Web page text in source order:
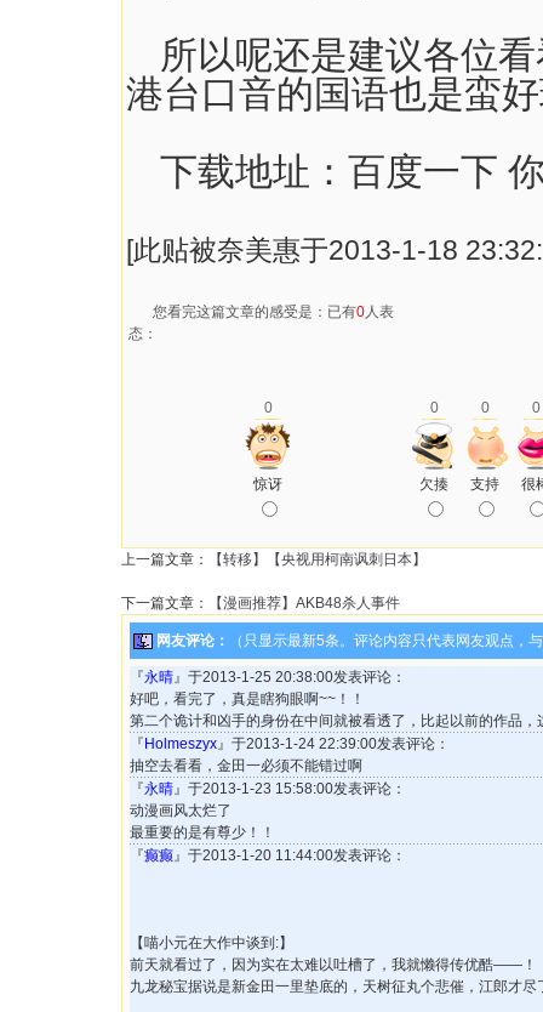
所以呢还是建议各位
港台口音的国语也是蛮
下载地址：百度一下
[此贴被奈美惠于2013-1-18
您看完这篇文章的感受是：已有0人表
态：
0 0 0 0
惊讶 欠揍 支持 很
上一篇文章： 【转移】【央视用柯南讽刺日本】
下一篇文章： 【漫画推荐】AKB48杀人事件
网友评论： （只显示最新5条。评论内容只代表网友观点，
『永晴』于2013-1-25 20:38:00发表评论：
好吧，看完了，真是瞎狗眼啊~~！！
第二个诡计和凶手的身份在中间就被看透了，比起以前的作品，
『 Holmeszyx』于2013-1-24 22:39:00发表评论：
抽空去看看，金田一必须不能错过啊
『永晴』于2013-1-23 15:58:00发表评论：
动漫画风太烂了
最重要的是有尊少！！
『癫癫』于2013-1-20 11:44:00发表评论：
【喵小元在大作中谈到:】
前天就看过了，因为实在太难以吐槽了，我就懒得传优酷——！
九龙秘宝据说是新金田一里垫底的，天树征丸个悲催，江郎才尽